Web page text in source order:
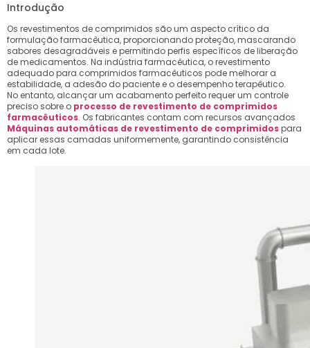
Introdução
Os revestimentos de comprimidos são um aspecto crítico da
formulação farmacêutica, proporcionando proteção, mascarando
sabores desagradáveis ​​e permitindo perfis específicos de liberação
de medicamentos. Na indústria farmacêutica, o revestimento
adequado para comprimidos farmacêuticos pode melhorar a
estabilidade, a adesão do paciente e o desempenho terapêutico.
No entanto, alcançar um acabamento perfeito requer um controle
preciso sobre o processo de revestimento de comprimidos
farmacêuticos. Os fabricantes contam com recursos avançados
Máquinas automáticas de revestimento de comprimidospara
aplicar essas camadas uniformemente, garantindo consistência
em cada lote.